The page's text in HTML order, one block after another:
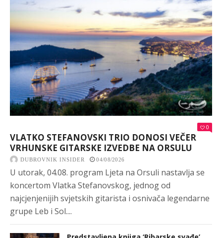
0
VLATKO STEFANOVSKI TRIO DONOSI VEČER
VRHUNSKE GITARSKE IZVEDBE NA ORSULU
DUBROVNIK INSIDER 04/08/2026
U utorak, 04.08. program Ljeta na Orsuli nastavlja se
koncertom Vlatka Stefanovskog, jednog od
najcjenjenijih svjetskih gitarista i osnivača legendarne
grupe Leb i Sol....